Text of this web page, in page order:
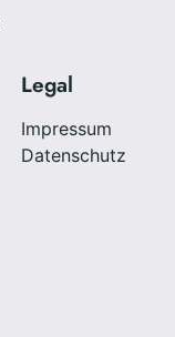
Legal
Impressum
Datenschutz